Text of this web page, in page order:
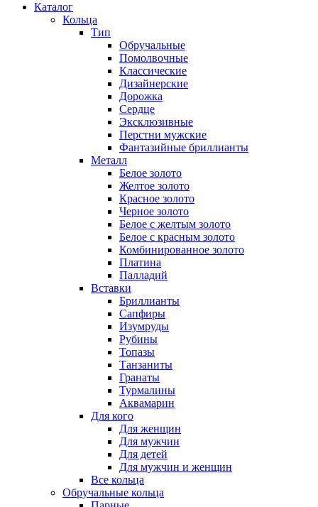
Каталог
Кольца
Тип
Обручальные
Помолвочные
Классические
Дизайнерские
Дорожка
Сердце
Эксклюзивные
Перстни мужские
Фантазийные бриллианты
Металл
Белое золото
Желтое золото
Красное золото
Черное золото
Белое с желтым золото
Белое с красным золото
Комбинированное золото
Платина
Палладий
Вставки
Бриллианты
Сапфиры
Изумруды
Рубины
Топазы
Танзаниты
Гранаты
Турмалины
Аквамарин
Для кого
Для женщин
Для мужчин
Для детей
Для мужчин и женщин
Все кольца
Обручальные кольца